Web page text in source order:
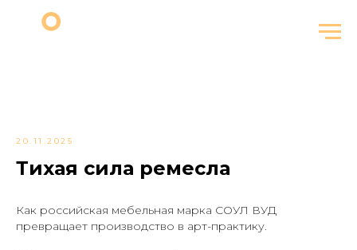
20.11.2025
Тихая сила ремесла
Как российская мебельная марка СОУЛ ВУД
превращает производство в арт-практику.